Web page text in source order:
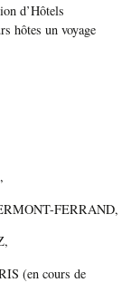
d’Hôtels
hôtes un voyage
FERRAND,
(en cours de